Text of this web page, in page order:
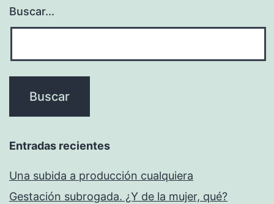
Buscar...
Entradas recientes
Una subida a producción cualquiera
Gestación subrogada. ¿Y de la mujer, qué?